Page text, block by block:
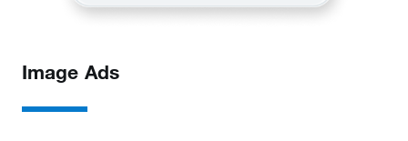
Image Ads